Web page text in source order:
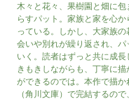
木々と花々、果樹園と畑に
らすパット。家族と家を心
っている。しかし、大家族
会いや別れが繰り返され、
いく。読者はずっと共に成
きもきしながらも、丁寧に
ができるのでは。本作で描か
（角川文庫）で完結するの